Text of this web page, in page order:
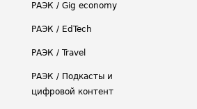
РАЭК / Gig economy
РАЭК / EdTech
РАЭК / Travel
РАЭК / Подкасты и
цифровой контент